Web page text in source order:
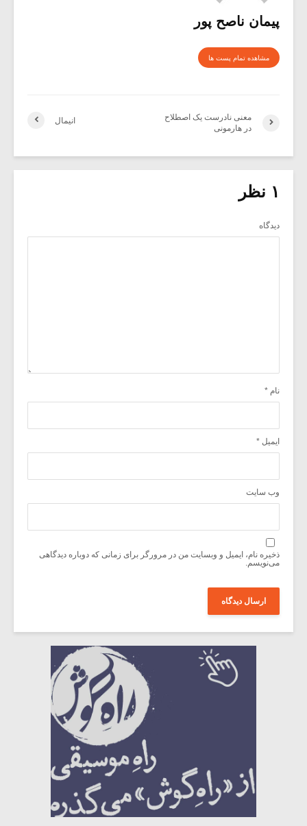
پیمان ناصح پور
مشاهده تمام پست ها
انیمال
معنی نادرست یک اصطلاح
در هارمونی
۱ نظر
دیدگاه
نام *
ایمیل *
وب‌ سایت
ذخیره نام، ایمیل و وبسایت من در مرورگر برای زمانی که دوباره دیدگاهی
می‌نویسم.